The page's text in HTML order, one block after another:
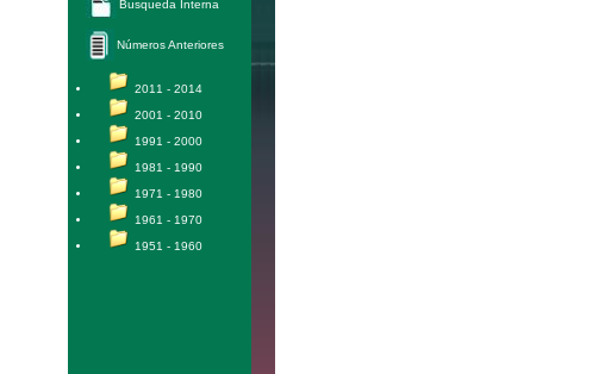
Busqueda Interna
Números Anteriores
2011 - 2014
2001 - 2010
1991 - 2000
1981 - 1990
1971 - 1980
1961 - 1970
1951 - 1960